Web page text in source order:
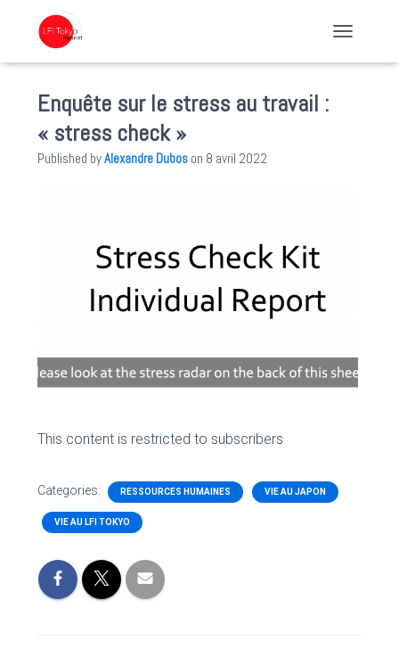
Enquête sur le stress au travail :
« stress check »
Published byAlexandre Dubos on 8 avril 2022
This content is restricted to subscribers
Categories: RESSOURCES HUMAINES VIE AU JAPON
VIE AU LFI TOKYO